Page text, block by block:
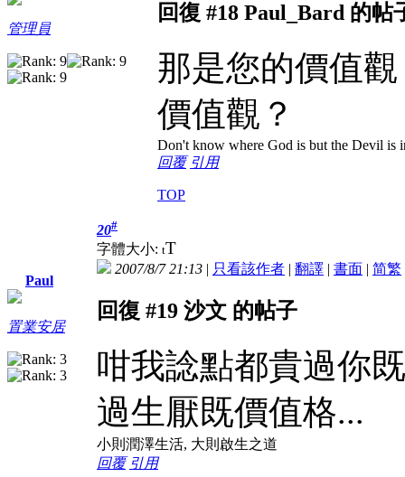
管理員
回復 #18 Paul_Bard 的帖
那是您的價值
價值觀？
Don't know where God is but the Devil is
回覆 引用
TOP
Paul
置業安居
20#
字體大小: tT
2007/8/7 21:13 | 只看該作者 | 翻譯 | 書面 | 简繁
回復 #19 沙文 的帖子
咁我諗點都貴過你
過生厭既價值格...
小則潤澤生活, 大則啟生之道
回覆 引用